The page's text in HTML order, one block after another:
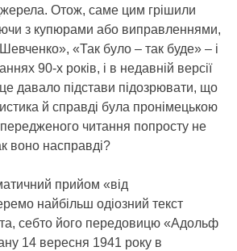
Отож, саме цим грішили
з купюрами або виправленнями,
«Так було – так буде» – і
90-х років, і в недавній версії
давало підстави підозрювати, що
й справді була пронімецькою
читання попросту не
воно насправді?
прийом «від
найбільш одіозний текст
себто його передовицю «Адольф
14 вересня 1941 року в